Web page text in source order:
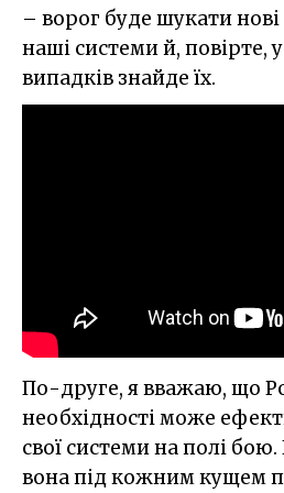
– ворог буде шукати
наші системи й, повірте,
випадків знайде їх.
По-друге, я вважаю, що
необхідності може
свої системи на полі
вона під кожним кущем